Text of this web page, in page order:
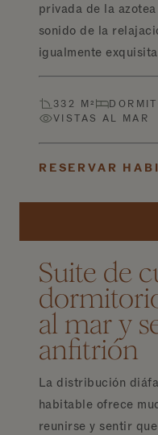
privada de la
sonido de la
igualmente
332 M²
VISTAS AL MAR
RESERVAR
Suite de
al mar y
anfitrión
La distribución
habitable ofrece
reunirse y sentir